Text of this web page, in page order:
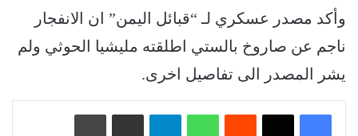
وأكد مصدر عسكري لـ “قبائل اليمن” ان الانفجار
ناجم عن صاروخ بالستي اطلقته مليشيا الحوثي ولم
يشر المصدر الى تفاصيل اخرى.
واتساب تيلقرام